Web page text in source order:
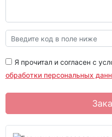
Я прочитал и согласен с
обработки персональных